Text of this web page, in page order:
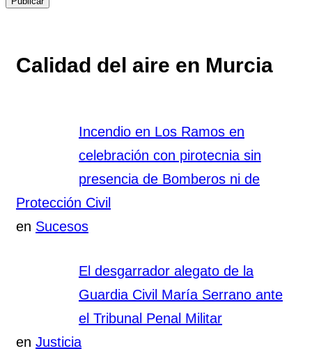
Calidad del aire en Murcia
Incendio en Los Ramos en
celebración con pirotecnia sin
presencia de Bomberos ni de
Protección Civil
en Sucesos
El desgarrador alegato de la
Guardia Civil María Serrano ante
el Tribunal Penal Militar
en Justicia